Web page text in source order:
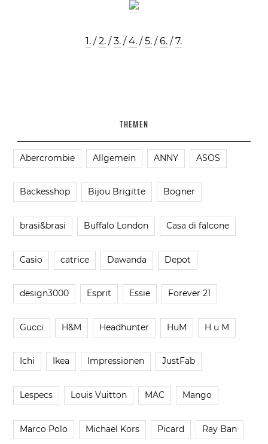
1. /2. /3. /4. /5. /6. /7.
THEMEN
Abercrombie Allgemein ANNY ASOS
Backesshop Bijou Brigitte Bogner
brasi&brasi Buffalo London Casa di falcone
Casio catrice Dawanda Depot
design3000 Esprit Essie Forever 21
Gucci H&M Headhunter HuM H u M
Ichi Ikea Impressionen JustFab
Lespecs Louis Vuitton MAC Mango
Marco Polo Michael Kors Picard Ray Ban